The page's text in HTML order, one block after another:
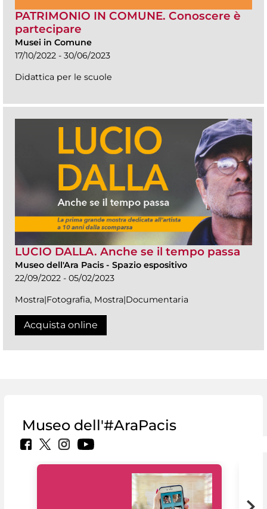
PATRIMONIO IN COMUNE. Conoscere è
partecipare
Musei in Comune
17/10/2022 - 30/06/2023
Didattica per le scuole
LUCIO DALLA. Anche se il tempo passa
Museo dell'Ara Pacis - Spazio espositivo
22/09/2022 - 05/02/2023
Mostra|Fotografia, Mostra|Documentaria
Acquista online
Museo dell'#AraPacis